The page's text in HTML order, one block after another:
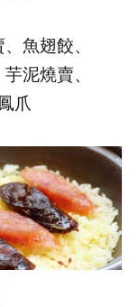
魚翅餃、
泥燒賣、
爪